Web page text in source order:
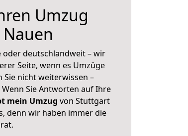
Umzug
oder deutschlandweit – wir
Seite, wenn es Umzüge
nicht weiterwissen –
Sie Antworten auf Ihre
mein Umzug von Stuttgart
denn wir haben immer die